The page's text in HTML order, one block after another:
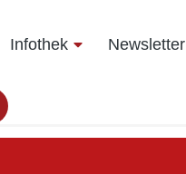
Infothek Newsletter